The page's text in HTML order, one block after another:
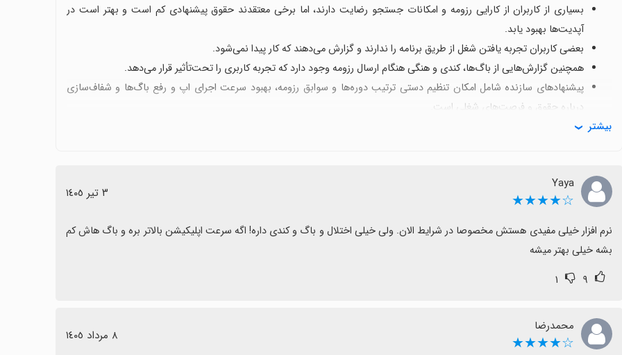
بسیاری از کاربران از کارایی رزومه و امکانات جستجو رضایت دارند، اما برخی معتقدند حقوق پیشنهادی کم است و بهتر است در
آپدیت‌ها بهبود یابد.
بعضی کاربران تجربه یافتن شغل از طریق برنامه را ندارند و گزارش می‌دهند که کار پیدا نمی‌شود.
همچنین گزارش‌هایی از باگ‌ها، کندی و هنگی هنگام ارسال رزومه وجود دارد که تجربه کاربری را تحت‌تأثیر قرار می‌دهد.
پیشنهادهای سازنده شامل امکان تنظیم دستی ترتیب دوره‌ها و سوابق رزومه، بهبود سرعت اجرای اپ و رفع باگ‌ها و شفاف‌سازی
درباره حقوق و فرصت‌های شغلی است.
به طور کلی دیدگاه کاربران نسبتاً مثبت است و با رفع مشکلات می‌تواند گزینه خوبی برای جویندگان کار باشد. بیشتر
Yaya
☆★★★★ ٣ تیر ١٤٠٥
بشه خیلی بهتر میشه
۹ ۱
محمدرضا
☆★★★★ ٨ مرداد ١٤٠٥